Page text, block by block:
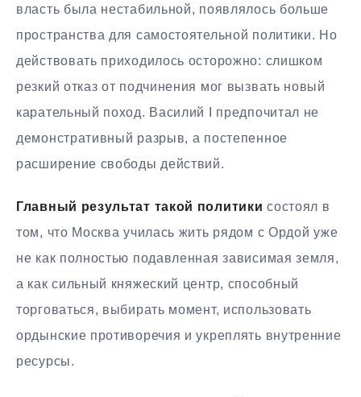
власть была нестабильной, появлялось больше
пространства для самостоятельной политики. Но
действовать приходилось осторожно: слишком
резкий отказ от подчинения мог вызвать новый
карательный поход. Василий I предпочитал не
демонстративный разрыв, а постепенное
расширение свободы действий.
Главный результат такой политики состоял в
том, что Москва училась жить рядом с Ордой уже
не как полностью подавленная зависимая земля,
а как сильный княжеский центр, способный
торговаться, выбирать момент, использовать
ордынские противоречия и укреплять внутренние
ресурсы.